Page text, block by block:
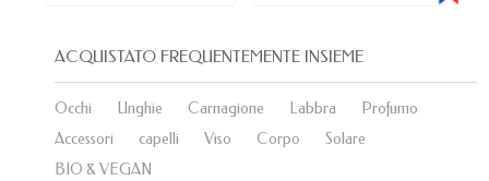
ACQUISTATO FREQUENTEMENTE INSIEME
Occhi Unghie Carnagione Labbra
Profumo
Accessori
capelli Viso Corpo
Solare
BIO & VEGAN